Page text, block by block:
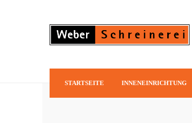
STARTSEITE INNENEINRICHTUNG